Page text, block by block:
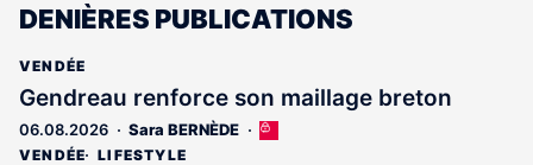
DENIÈRES PUBLICATIONS
VENDÉE
Gendreau renforce son maillage breton
06.08.2026 Sara BERNÈDE
Cet
VENDÉE LIFESTYLE